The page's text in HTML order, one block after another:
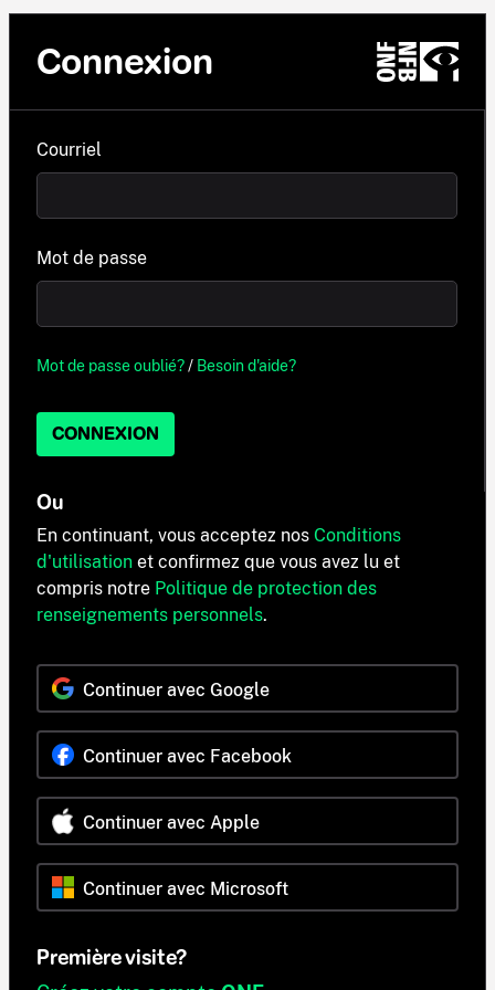
Connexion
Courriel
Mot de passe
Mot de passe oublié?/ Besoin d'aide?
CONNEXION
Ou
En continuant, vous acceptez nos Conditions
d'utilisation et confirmez que vous avez lu et
compris notre Politique de protection des
renseignements personnels.
Continuer avec Google
Continuer avec Facebook
Continuer avec Apple
Continuer avec Microsoft
Première visite?